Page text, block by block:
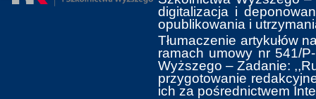
digitalizacja i
opublikowania i
Tłumaczenie artykułów
ramach umowy nr 541/
Wyższego ‒ Zadanie:
przygotowanie
ich za pośrednictwem